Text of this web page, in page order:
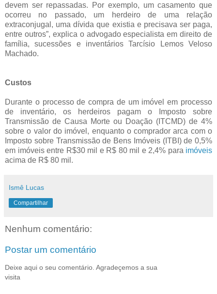
devem ser repassadas. Por exemplo, um casamento que
ocorreu no passado, um herdeiro de uma relação
extraconjugal, uma dívida que existia e precisava ser paga,
entre outros”, explica o advogado especialista em direito de
família, sucessões e inventários Tarcísio Lemos Veloso
Machado.
Custos
Durante o processo de compra de um imóvel em processo
de inventário, os herdeiros pagam o Imposto sobre
Transmissão de Causa Morte ou Doação (ITCMD) de 4%
sobre o valor do imóvel, enquanto o comprador arca com o
Imposto sobre Transmissão de Bens Imóveis (ITBI) de 0,5%
em imóveis entre R$30 mil e R$ 80 mil e 2,4% para imóveis
acima de R$ 80 mil .
Ismê Lucas
Compartilhar
Nenhum comentário:
Postar um comentário
Deixe aqui o seu comentário. Agradeçemos a sua
visita